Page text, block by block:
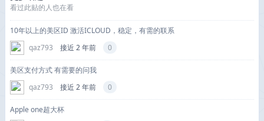
看过此贴的人也在看
10年以上的美区ID 激活ICLOUD，稳定，有需的联系
qaz793
接近 2 年前 0
美区支付方式 有需要的问我
qaz793
接近 2 年前 0
Apple one超大杯